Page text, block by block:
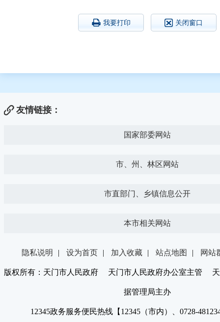
我要打印 关闭窗口
友情链接：
国家部委网站
市、州、林区网站
市直部门、乡镇信息公开
本市相关网站
隐私说明 | 设为首页 | 加入收藏 | 站点地图 | 网站
版权所有：天门市人民政府 天门市人民政府办公室主管 天
据管理局主办
12345政务服务便民热线【12345（市内）、0728-